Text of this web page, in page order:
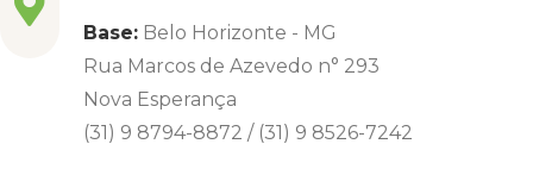
Base: Belo Horizonte - MG
Rua Marcos de Azevedo n° 293
Nova Esperança
(31) 9 8794-8872 / (31) 9 8526-7242